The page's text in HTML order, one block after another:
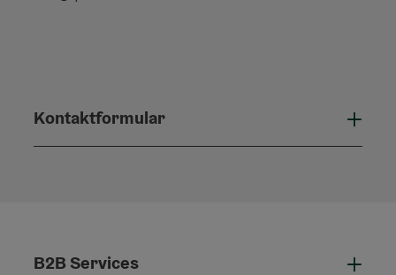
Kontaktformular
B2B Services